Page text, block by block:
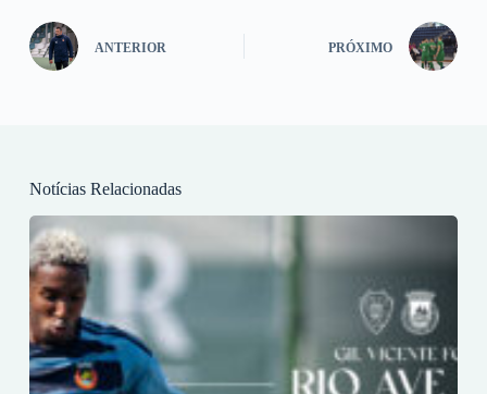
ANTERIOR PRÓXIMO
Notícias Relacionadas